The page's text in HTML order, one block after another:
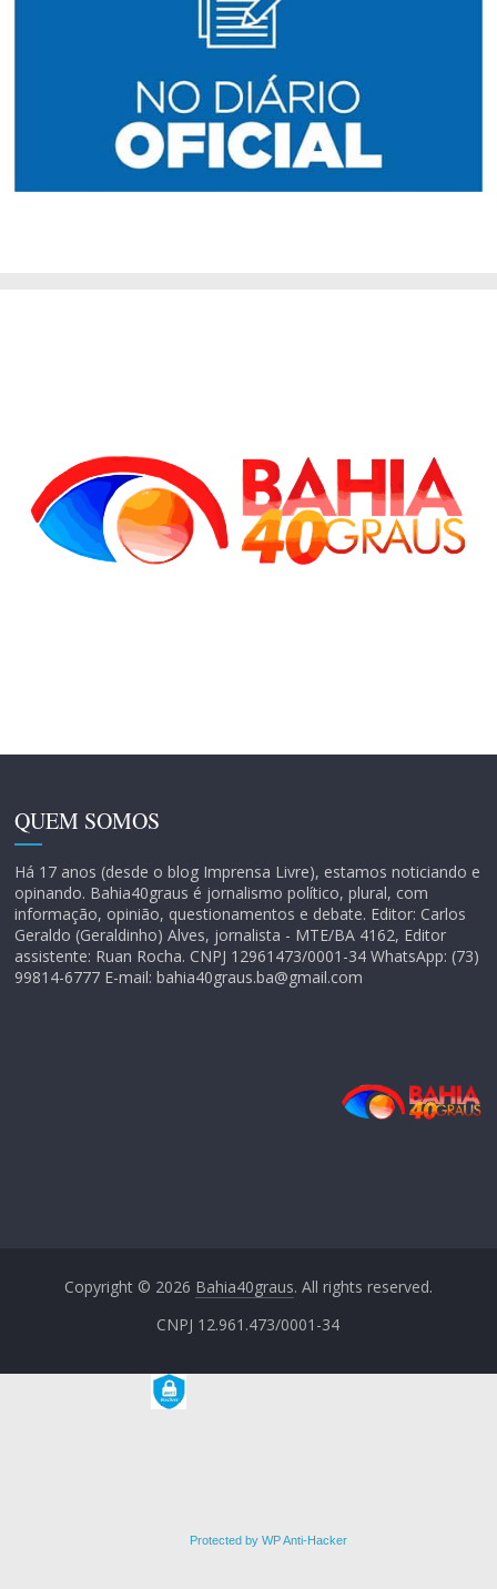
QUEM SOMOS
Há 17 anos (desde o blog Imprensa Livre), estamos noticiando e
opinando. Bahia40graus é jornalismo político, plural, com
informação, opinião, questionamentos e debate. Editor: Carlos
Geraldo (Geraldinho) Alves, jornalista - MTE/BA 4162, Editor
assistente: Ruan Rocha. CNPJ 12961473/0001-34 WhatsApp: (73)
99814-6777 E-mail: bahia40graus.ba@gmail.com
Copyright © 2026 Bahia40graus. All rights reserved.
CNPJ 12.961.473/0001-34
Protected by WP Anti-Hacker